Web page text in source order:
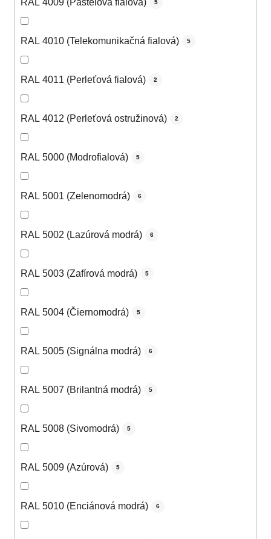
RAL 4009 (Pastelová fialová) 5
RAL 4010 (Telekomunikačná fialová) 5
RAL 4011 (Perleťová fialová) 2
RAL 4012 (Perleťová ostružinová) 2
RAL 5000 (Modrofialová) 5
RAL 5001 (Zelenomodrá) 6
RAL 5002 (Lazúrová modrá) 6
RAL 5003 (Zafírová modrá) 5
RAL 5004 (Čiernomodrá) 5
RAL 5005 (Signálna modrá) 6
RAL 5007 (Brilantná modrá) 5
RAL 5008 (Sivomodrá) 5
RAL 5009 (Azúrová) 5
RAL 5010 (Enciánová modrá) 6